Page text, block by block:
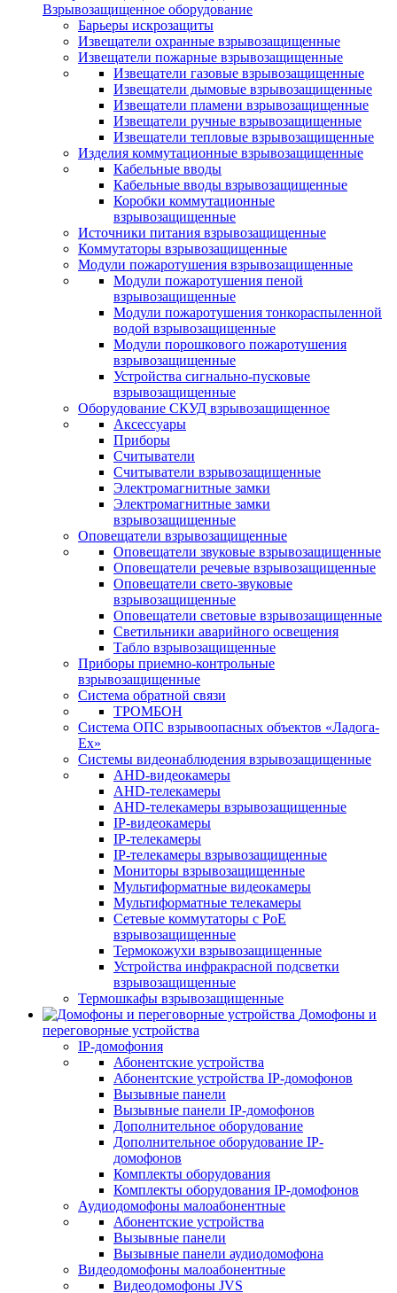
Взрывозащищенное оборудование
Барьеры искрозащиты
Извещатели охранные взрывозащищенные
Извещатели пожарные взрывозащищенные
Извещатели газовые взрывозащищенные
Извещатели дымовые взрывозащищенные
Извещатели пламени взрывозащищенные
Извещатели ручные взрывозащищенные
Извещатели тепловые взрывозащищенные
Изделия коммутационные взрывозащищенные
Кабельные вводы
Кабельные вводы взрывозащищенные
Коробки коммутационные
взрывозащищенные
Источники питания взрывозащищенные
Коммутаторы взрывозащищенные
Модули пожаротушения взрывозащищенные
Модули пожаротушения пеной
взрывозащищенные
Модули пожаротушения тонкораспыленной
водой взрывозащищенные
Модули порошкового пожаротушения
взрывозащищенные
Устройства сигнально-пусковые
взрывозащищенные
Оборудование СКУД взрывозащищенное
Аксессуары
Приборы
Считыватели
Считыватели взрывозащищенные
Электромагнитные замки
Электромагнитные замки
взрывозащищенные
Оповещатели взрывозащищенные
Оповещатели звуковые взрывозащищенные
Оповещатели речевые взрывозащищенные
Оповещатели свето-звуковые
взрывозащищенные
Оповещатели световые взрывозащищенные
Светильники аварийного освещения
Табло взрывозащищенные
Приборы приемно-контрольные
взрывозащищенные
Система обратной связи
ТРОМБОН
Система ОПС взрывоопасных объектов «Ладога-
Ex»
Системы видеонаблюдения взрывозащищенные
AHD-видеокамеры
AHD-телекамеры
AHD-телекамеры взрывозащищенные
IP-видеокамеры
IP-телекамеры
IP-телекамеры взрывозащищенные
Мониторы взрывозащищенные
Мультиформатные видеокамеры
Мультиформатные телекамеры
Сетевые коммутаторы с РоЕ
взрывозащищенные
Термокожухи взрывозащищенные
Устройства инфракрасной подсветки
взрывозащищенные
Термошкафы взрывозащищенные
Домофоны и
переговорные устройства
IP-домофония
Абонентские устройства
Абонентские устройства IP-домофонов
Вызывные панели
Вызывные панели IP-домофонов
Дополнительное оборудование
Дополнительное оборудование IP-
домофонов
Комплекты оборудования
Комплекты оборудования IP-домофонов
Аудиодомофоны малоабонентные
Абонентские устройства
Вызывные панели
Вызывные панели аудиодомофона
Видеодомофоны малоабонентные
Видеодомофоны JVS